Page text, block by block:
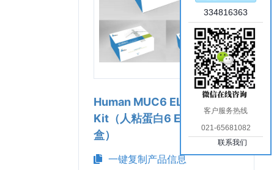
Human MUC6 ELISA
Kit（人粘蛋白6 ELISA试剂
盒）
一键复制产品信息
334816363
客户服务热线
021-65681082
联系我们